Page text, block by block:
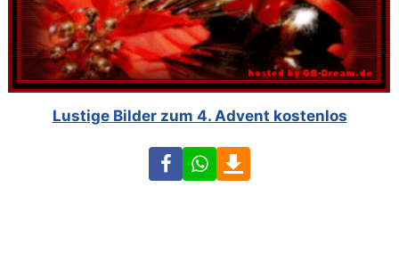
Lustige Bilder zum 4. Advent kostenlos
FacebookWhatsApp